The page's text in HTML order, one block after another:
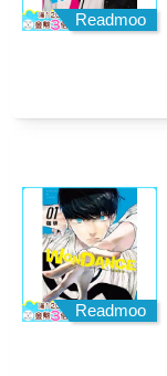
Readmoo
Readmoo